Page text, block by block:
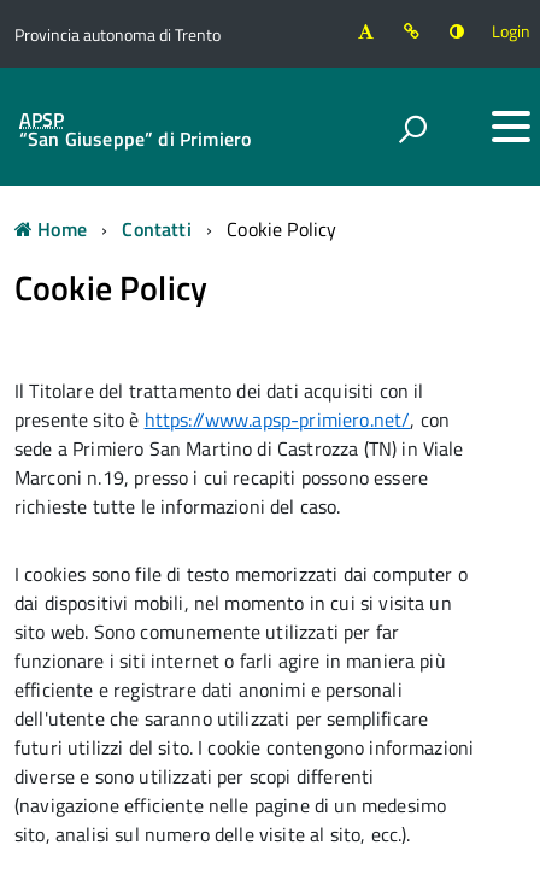
Provincia autonoma di Trento Login
APSP
“San Giuseppe” di Primiero
Home Contatti Cookie Policy
Cookie Policy
Il Titolare del trattamento dei dati acquisiti con il
presente sito è https://www.apsp-primiero.net/, con
sede a Primiero San Martino di Castrozza (TN) in Viale
Marconi n.19, presso i cui recapiti possono essere
richieste tutte le informazioni del caso.
I cookies sono file di testo memorizzati dai computer o
dai dispositivi mobili, nel momento in cui si visita un
sito web. Sono comunemente utilizzati per far
funzionare i siti internet o farli agire in maniera più
efficiente e registrare dati anonimi e personali
dell'utente che saranno utilizzati per semplificare
futuri utilizzi del sito. I cookie contengono informazioni
diverse e sono utilizzati per scopi differenti
(navigazione efficiente nelle pagine di un medesimo
sito, analisi sul numero delle visite al sito, ecc.).